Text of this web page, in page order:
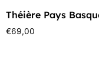
Théière Pays
€69,00